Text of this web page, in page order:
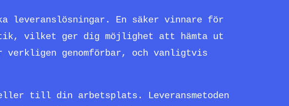
leveranslösningar. En säker vinnare för
vilket ger dig möjlighet att hämta ut
genomförbar, och vanligtvis
till din arbetsplats. Leveransmetoden